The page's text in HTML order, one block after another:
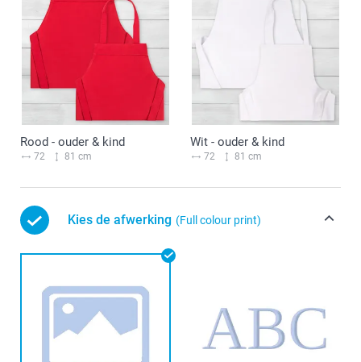
Rood - ouder & kind
72 81 cm
Wit - ouder & kind
72 81 cm
Kies de afwerking (Full colour print)